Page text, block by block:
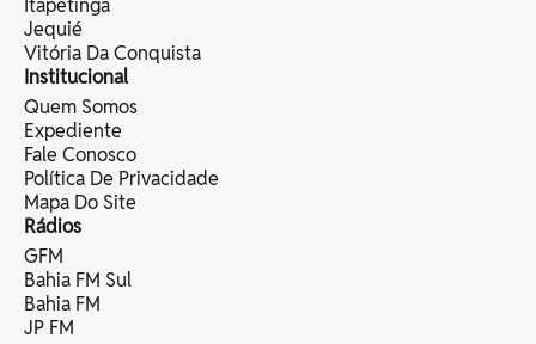
Itapetinga
Jequié
Vitória Da Conquista
Institucional
Quem Somos
Expediente
Fale Conosco
Política De Privacidade
Mapa Do Site
Rádios
GFM
Bahia FM Sul
Bahia FM
JP FM